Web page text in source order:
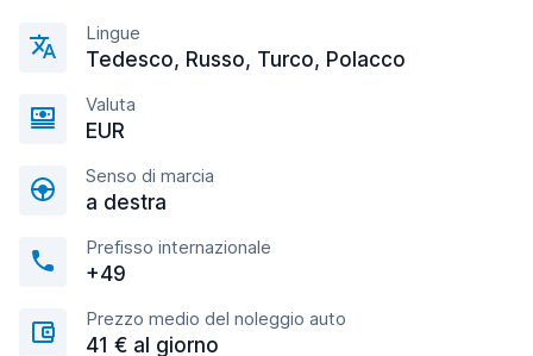
Lingue
Tedesco, Russo, Turco, Polacco
Valuta
EUR
Senso di marcia
a destra
Prefisso internazionale
+49
Prezzo medio del noleggio auto
41 € al giorno